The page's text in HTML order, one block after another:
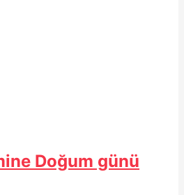
Doğum günü